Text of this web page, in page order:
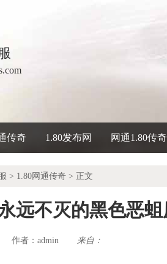
传奇 1.80发布网 网通1.80传奇
> 1.80网通传奇 > 正文
远不灭的黑色恶
作者： admin 来自：